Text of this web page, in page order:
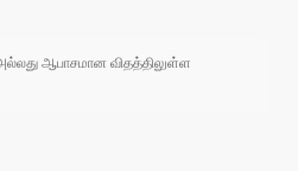
அல்லது ஆபாசமான விதத்திலுள்ள